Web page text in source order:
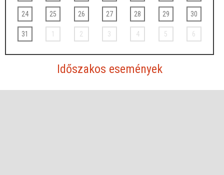
24 25 26 27 28 29 30
31 1 2 3 4 5 6
Időszakos események